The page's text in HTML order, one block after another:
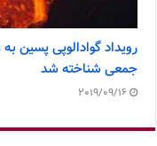
رویداد گوادالوپی پسین
جمعی شناخته شد
2019/09/16